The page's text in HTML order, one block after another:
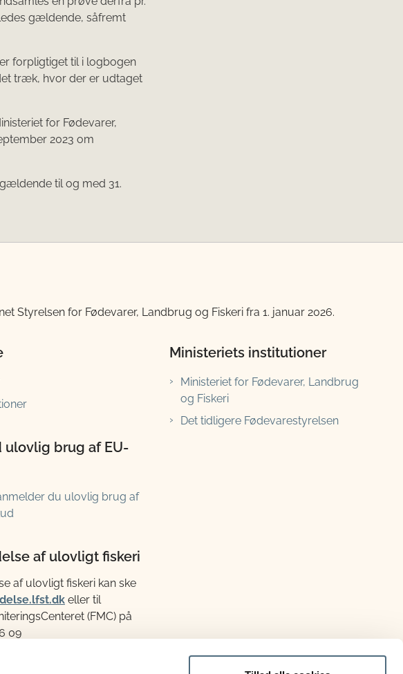
gældende, såfremt
forpligtiget til i logbogen
træk, hvor der er udtaget
for Fødevarer,
2023 om
til og med 31.
Styrelsen for Fødevarer, Landbrug og Fiskeri fra 1. januar 2026.
ulovlig brug af EU-
du ulovlig brug af
af ulovligt fiskeri
af ulovligt fiskeri kan ske
eller til
(FMC) på
09
Ministeriets institutioner
Ministeriet for Fødevarer, Landbrug
og Fiskeri
Det tidligere Fødevarestyrelsen